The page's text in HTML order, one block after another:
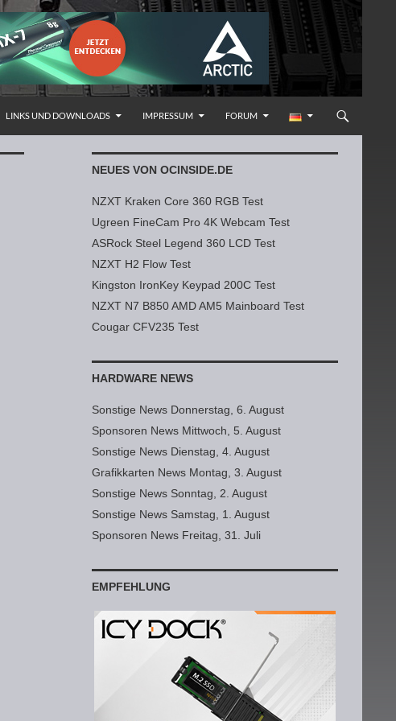
LINKS UND DOWNLOADS IMPRESSUM FORUM
NEUES VON OCINSIDE.DE
NZXT Kraken Core 360 RGB Test
Ugreen FineCam Pro 4K Webcam Test
ASRock Steel Legend 360 LCD Test
NZXT H2 Flow Test
Kingston IronKey Keypad 200C Test
NZXT N7 B850 AMD AM5 Mainboard Test
Cougar CFV235 Test
HARDWARE NEWS
Sonstige News Donnerstag, 6. August
Sponsoren News Mittwoch, 5. August
Sonstige News Dienstag, 4. August
Grafikkarten News Montag, 3. August
Sonstige News Sonntag, 2. August
Sonstige News Samstag, 1. August
Sponsoren News Freitag, 31. Juli
EMPFEHLUNG